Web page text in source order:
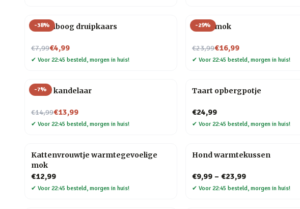
-38%
Regenboog druipkaars
€7,99
Nu voor€4,99
✔ Voor 22:45 besteld, morgen in huis!
-29%
Taart mok
€23,99
Nu voor€16,99
✔ Voor 22:45 besteld, morgen in huis!
-7%
Taart kandelaar
€14,99
Nu voor€13,99
✔ Voor 22:45 besteld, morgen in huis!
Taart opbergpotje
€24,99
✔ Voor 22:45 besteld, morgen in huis!
Kattenvrouwtje warmtegevoelige
mok
€12,99
✔ Voor 22:45 besteld, morgen in huis!
Hond warmtekussen
€9,99 – €23,99
✔ Voor 22:45 besteld, morgen in huis!